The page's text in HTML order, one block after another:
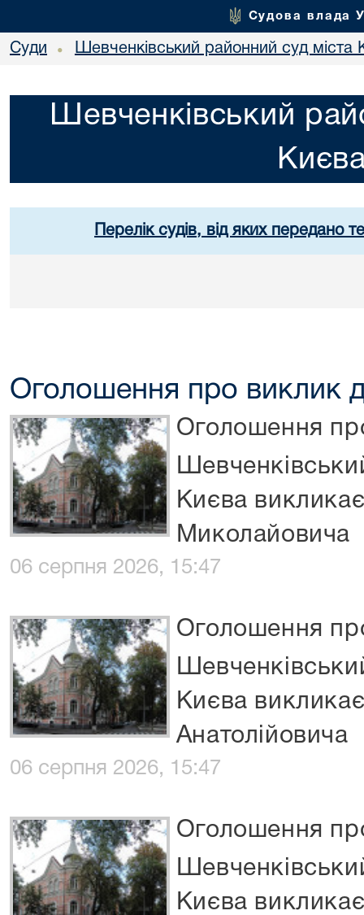
Судова влада
Суди • Шевченківський районний суд міста
Шевченківський
Перелік судів, від яких передано
Оголошення про виклик
Оголошення
Києва
Миколайовича
06 серпня 2026, 15:47
Оголошення
Києва
Анатолійовича
06 серпня 2026, 15:47
Оголошення
Києва